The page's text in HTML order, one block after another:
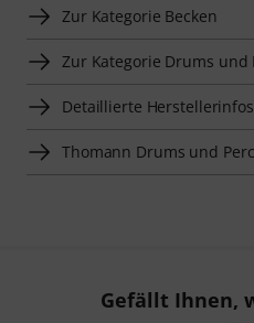
Zur Kategorie Becken
Zur Kategorie Drums und
Detaillierte
Thomann Drums und
Gefällt Ihnen,